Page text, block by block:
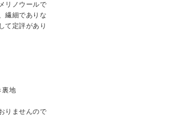
リノウールで
繊細でありな
て定評があり
裏地
りませんので